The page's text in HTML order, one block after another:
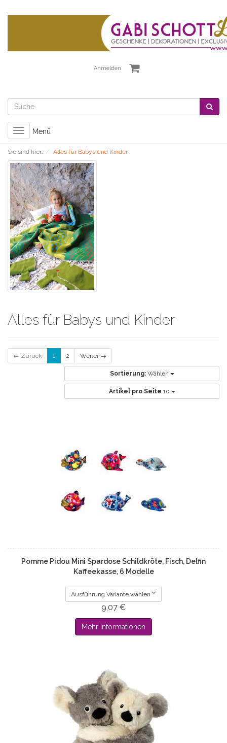
Anmelden
Toggle
navigation
Menü
Sie sind hier: Alles für Babys und Kinder
Alles für Babys und Kinder
← Zurück 1 2 Weiter →
Sortierung: Wählen
Artikel pro Seite 10
Pomme Pidou Mini Spardose Schildkröte, Fisch, Delfin
Kaffeekasse, 6 Modelle
Ausführung Variante wählen
9,07 €
Mehr Informationen